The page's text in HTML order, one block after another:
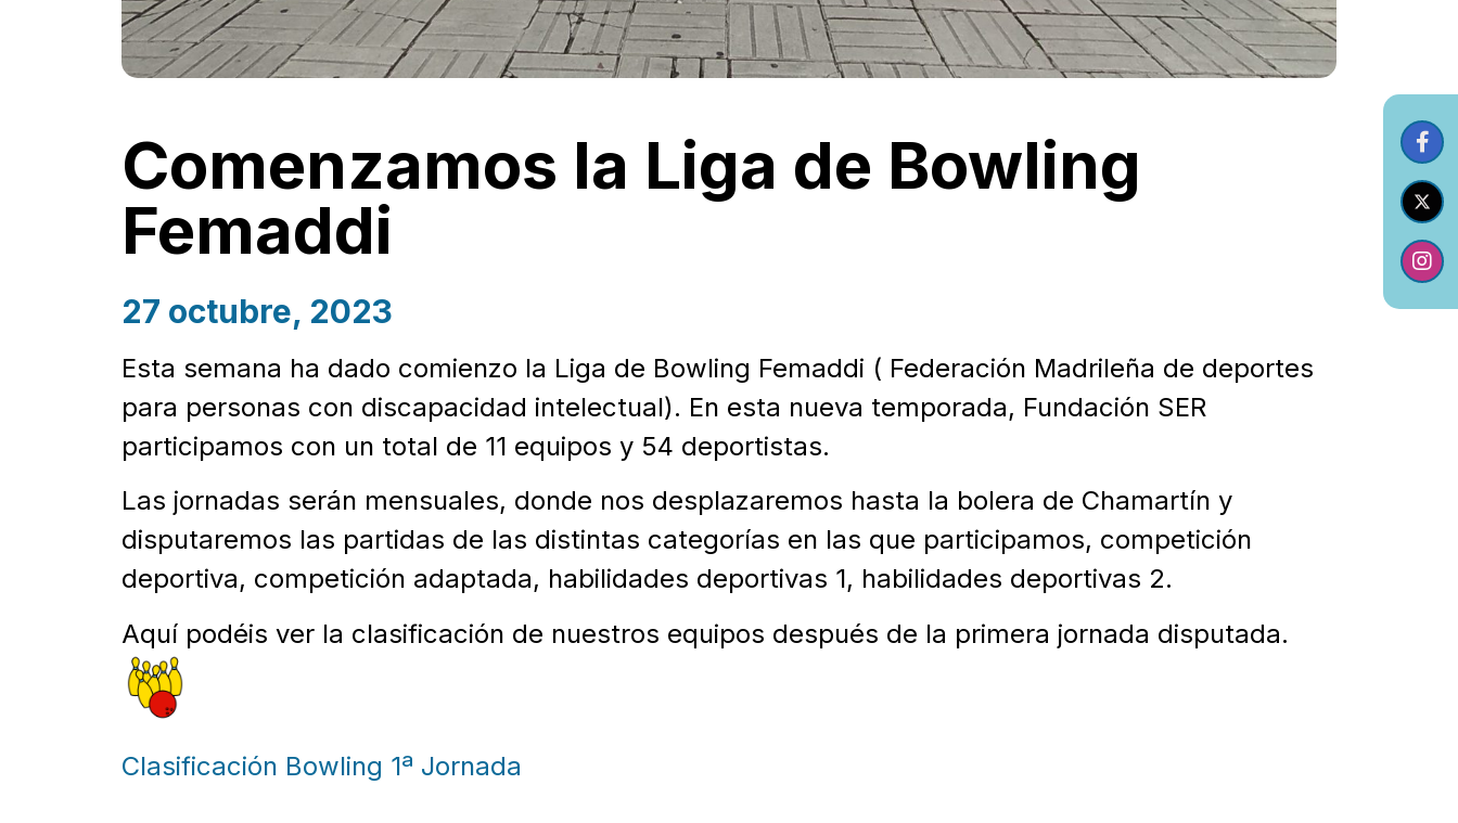
Comenzamos la Liga de Bowling
Femaddi
27 octubre, 2023
Esta semana ha dado comienzo la Liga de Bowling Femaddi ( Federación Madrileña de deportes
para personas con discapacidad intelectual). En esta nueva temporada, Fundación SER
participamos con un total de 11 equipos y 54 deportistas.
Las jornadas serán mensuales, donde nos desplazaremos hasta la bolera de Chamartín y
disputaremos las partidas de las distintas categorías en las que participamos, competición
deportiva, competición adaptada, habilidades deportivas 1, habilidades deportivas 2.
Aquí podéis ver la clasificación de nuestros equipos después de la primera jornada disputada.
Clasificación Bowling 1ª Jornada